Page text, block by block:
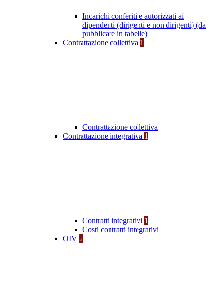
Incarichi conferiti e autorizzati ai
dipendenti (dirigenti e non dirigenti) (da
pubblicare in tabelle)
Contrattazione collettiva 1
Contrattazione collettiva
Contrattazione integrativa 1
Contratti integrativi 1
Costi contratti integrativi
OIV 2